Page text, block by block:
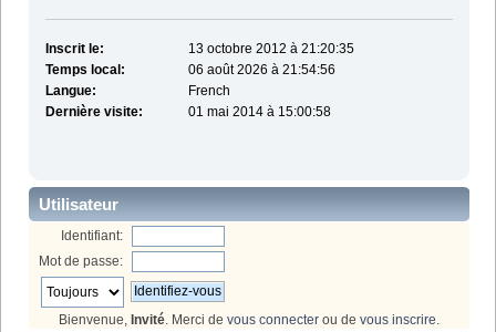
Inscrit le:
13 octobre 2012 à 21:20:35
Temps local:
06 août 2026 à 21:54:56
Langue:
French
Dernière visite:
01 mai 2014 à 15:00:58
Utilisateur
Identifiant:
Mot de passe:
Bienvenue, Invité . Merci de vous connecter ou de vous inscrire